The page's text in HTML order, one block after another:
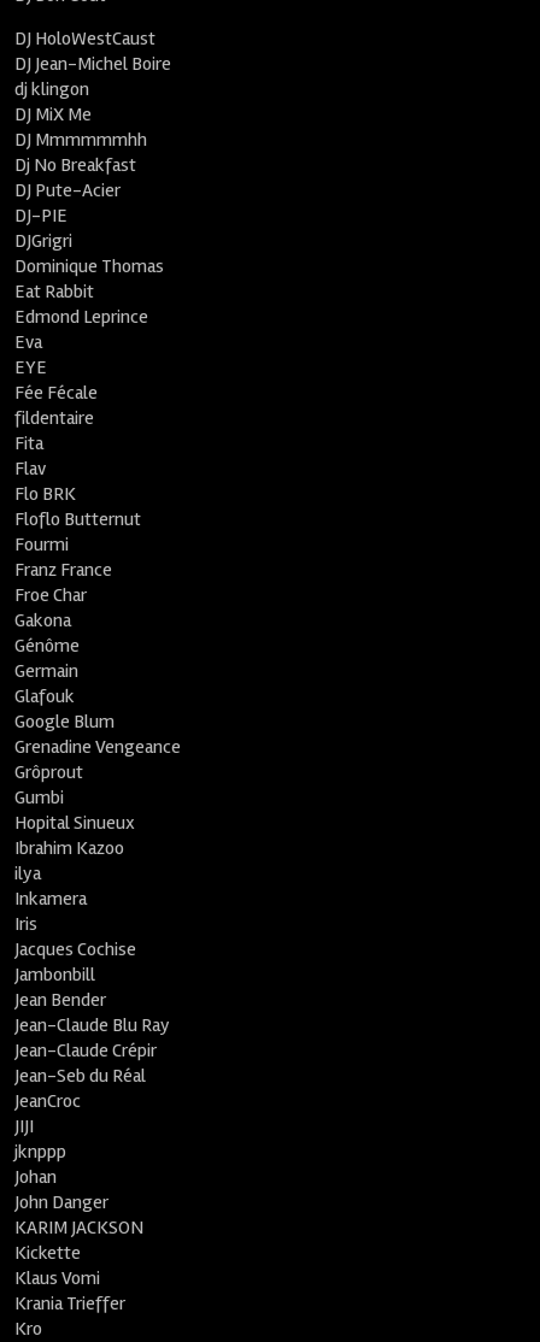
DJ HoloWestCaust
DJ Jean-Michel Boire
dj klingon
DJ MiX Me
DJ Mmmmmmhh
Dj No Breakfast
DJ Pute-Acier
DJ-PIE
DJGrigri
Dominique Thomas
Eat Rabbit
Edmond Leprince
Eva
EYE
Fée Fécale
fildentaire
Fita
Flav
Flo BRK
Floflo Butternut
Fourmi
Franz France
Froe Char
Gakona
Génôme
Germain
Glafouk
Google Blum
Grenadine Vengeance
Grôprout
Gumbi
Hopital Sinueux
Ibrahim Kazoo
ilya
Inkamera
Iris
Jacques Cochise
Jambonbill
Jean Bender
Jean-Claude Blu Ray
Jean-Claude Crépir
Jean-Seb du Réal
JeanCroc
JIJI
jknppp
Johan
John Danger
KARIM JACKSON
Kickette
Klaus Vomi
Krania Trieffer
Kro